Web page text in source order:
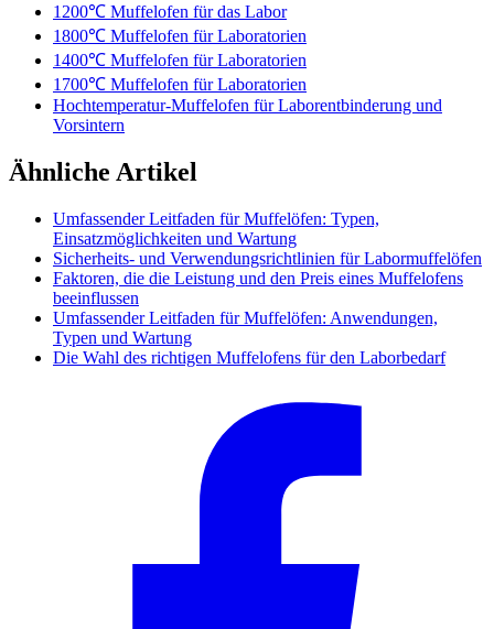
1200℃ Muffelofen für das Labor
1800℃ Muffelofen für Laboratorien
1400℃ Muffelofen für Laboratorien
1700℃ Muffelofen für Laboratorien
Hochtemperatur-Muffelofen für Laborentbinderung und
Vorsintern
Ähnliche Artikel
Umfassender Leitfaden für Muffelöfen: Typen,
Einsatzmöglichkeiten und Wartung
Sicherheits- und Verwendungsrichtlinien für Labormuffelöfen
Faktoren, die die Leistung und den Preis eines Muffelofens
beeinflussen
Umfassender Leitfaden für Muffelöfen: Anwendungen,
Typen und Wartung
Die Wahl des richtigen Muffelofens für den Laborbedarf